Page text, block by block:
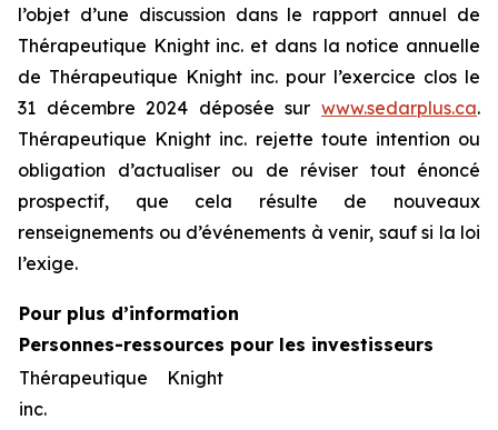
l’objet d’une discussion dans le rapport annuel de
Thérapeutique Knight inc. et dans la notice annuelle
de Thérapeutique Knight inc. pour l’exercice clos le
31 décembre 2024 déposée sur www.sedarplus.ca.
Thérapeutique Knight inc. rejette toute intention ou
obligation d’actualiser ou de réviser tout énoncé
prospectif, que cela résulte de nouveaux
renseignements ou d’événements à venir, sauf si la loi
l’exige.
Pour plus d’information
Personnes-ressources pour les investisseurs
Thérapeutique Knight
inc.